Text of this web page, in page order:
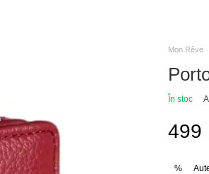
Mon Rêve
În stoc
499
%